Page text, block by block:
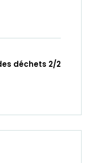
déchets 2/2